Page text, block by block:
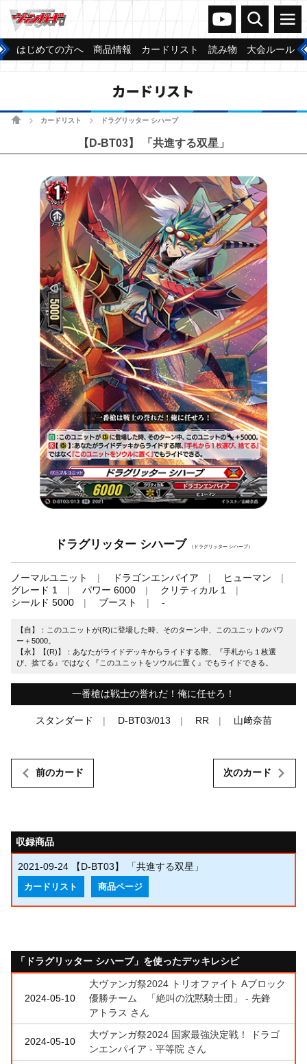
ヴァンガードch
検索 メニュー
はじめての方へ 商品情報 カードリスト 読み物 大会ルール
カードリスト
ホームカードリスト ドラグリッター シハーブ
【D-BT03】 「共進する双星」
ドラグリッター シハーブ （ドラグリッター シハーブ）
ノーマルユニット ドラゴンエンパイア
ヒューマン
グレード 1
パワー 6000
クリティカル 1
シールド 5000
ブースト -
【自】：このユニットが(R)に登場した時、そのターン中、このユニットのパワ
ー＋5000。
【永】【(R)】：あなたがライドデッキからライドする際、『手札から１枚選
び、捨てる』ではなく『このユニットをソウルに置く』でもライドできる。
一番槍は戦士の誉れだ！俺に任せろ！
スタンダード D-BT03/013 RR 山﨑奈苗
前のカード 次のカード
収録商品
2021-09-24 【D-BT03】 「共進する双星」
カードリスト 商品ページ
「ドラグリッター シハーブ」を使ったデッキレシピ
2024-05-10
大ヴァンガ祭2024 トリオファイト Aブロック
優勝チーム 「絶叫の沈黙騎士団」 - 先鋒
アトラス さん
2024-05-10
大ヴァンガ祭2024 国家最強決定戦！ ドラゴ
ンエンパイア - 平等院 さん